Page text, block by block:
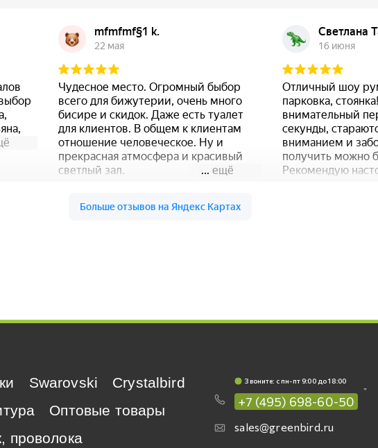
Swarovski
Crystalbird
Оптовые товары
проволока
Звоните: c пн-пт 9:00 до 18:00
+7 (495) 698-60-50
sales@greenbird.ru